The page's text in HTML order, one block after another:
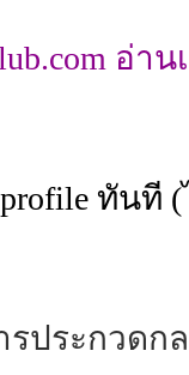
อ่าน
ทันที (
รประกวดก